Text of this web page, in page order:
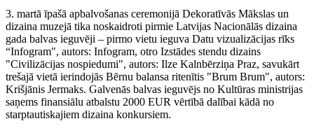
3. martā īpašā apbalvošanas ceremonijā Dekoratīvās Mākslas un
dizaina muzejā tika noskaidroti pirmie Latvijas Nacionālās dizaina
gada balvas ieguvēji – pirmo vietu ieguva Datu vizualizācijas rīks
“Infogram", autors: Infogram, otro Izstādes stendu dizains
"Civilizācijas nospiedumi", autors: Ilze Kalnbērziņa Praz, savukārt
trešajā vietā ierindojās Bērnu balansa ritenītis "Brum Brum", autors:
Krišjānis Jermaks. Galvenās balvas ieguvējs no Kultūras ministrijas
saņems finansiālu atbalstu 2000 EUR vērtībā dalībai kādā no
starptautiskajiem dizaina konkursiem.